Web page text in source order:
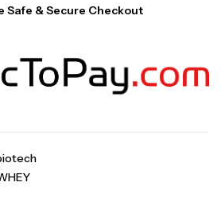
Safe & Secure Checkout